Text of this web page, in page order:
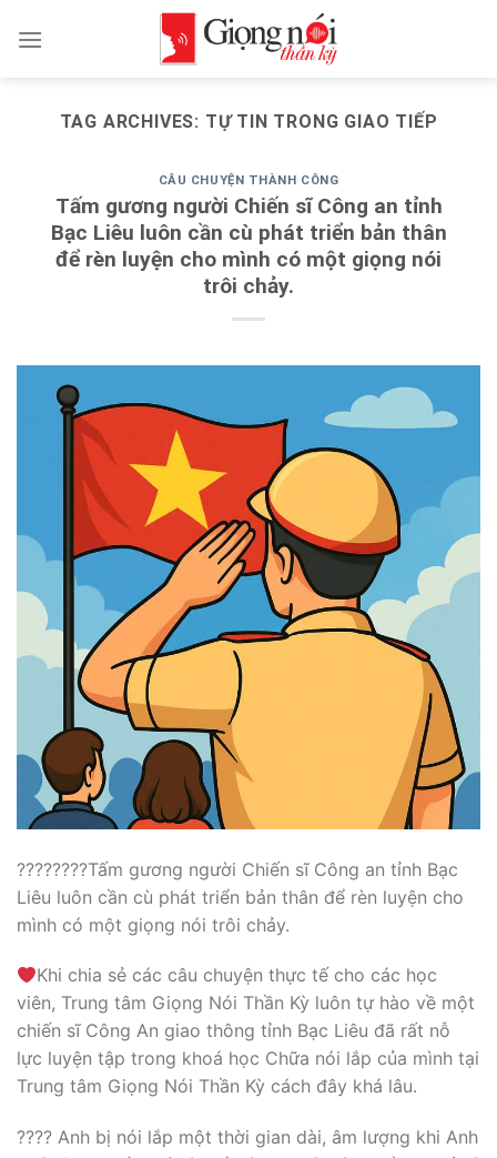
TAG ARCHIVES: TỰ TIN TRONG GIAO TIẾP
CÂU CHUYỆN THÀNH CÔNG
Tấm gương người Chiến sĩ Công an tỉnh
Bạc Liêu luôn cần cù phát triển bản thân
để rèn luyện cho mình có một giọng nói
trôi chảy.
????????Tấm gương người Chiến sĩ Công an tỉnh Bạc
Liêu luôn cần cù phát triển bản thân để rèn luyện cho
mình có một giọng nói trôi chảy.
Khi chia sẻ các câu chuyện thực tế cho các học
viên, Trung tâm Giọng Nói Thần Kỳ luôn tự hào về một
chiến sĩ Công An giao thông tỉnh Bạc Liêu đã rất nỗ
lực luyện tập trong khoá học Chữa nói lắp của mình tại
Trung tâm Giọng Nói Thần Kỳ cách đây khá lâu.
???? Anh bị nói lắp một thời gian dài, âm lượng khi Anh